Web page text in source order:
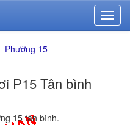
Phường 15
P15 Tân bình
15 tân bình.